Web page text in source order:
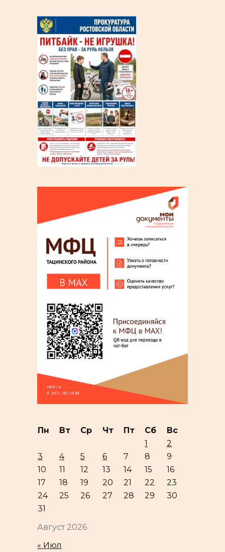
Август 2026
Пн Вт Ср Чт Пт Сб
Вс
1
2
3
4 5 6 7 8
9
10
11 12 13 14 15
16
17
18 19 20 21 22
23
24
25 26 27 28 29
30
31
« Июл